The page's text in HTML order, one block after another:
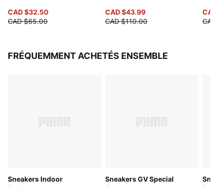
CAD $32.50
CAD $65.00
CAD $43.99
CAD $110.00
FRÉQUEMMENT ACHETÉS ENSEMBLE
Sneakers Indoor
Sneakers GV Special